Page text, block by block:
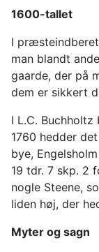
1600-tallet
I
man blandt
gaarde, der på
dem er sikkert
I L.C.
1760 hedder
bye,
19 tdr. 7 skp. 2
nogle Steene,
liden høj, der
Myter og sagn